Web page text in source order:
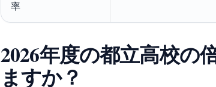
率
2026年度の都立高校の
ますか？